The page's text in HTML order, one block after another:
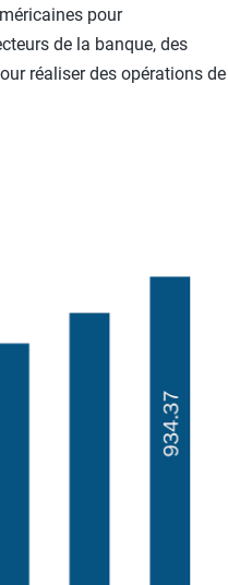
pour
de la banque, des
réaliser des opérations de